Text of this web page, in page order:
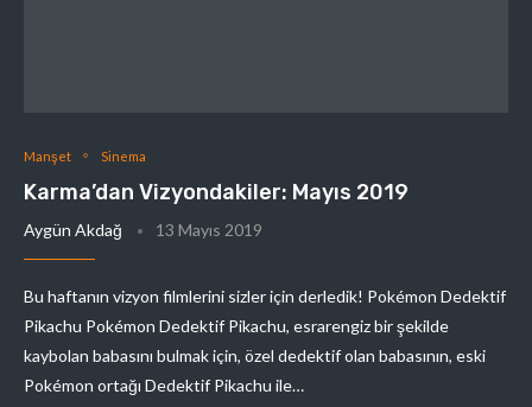
Manşet Sinema
Karma’dan Vizyondakiler: Mayıs 2019
Aygün Akdağ 13 Mayıs 2019
Bu haftanın vizyon filmlerini sizler için derledik! Pokémon Dedektif
Pikachu Pokémon Dedektif Pikachu, esrarengiz bir şekilde
kaybolan babasını bulmak için, özel dedektif olan babasının, eski
Pokémon ortağı Dedektif Pikachu ile…